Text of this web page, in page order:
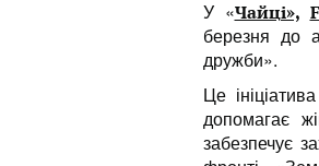
У «Чайці»,
березня до
дружби».
Це
допомагає
забезпечує